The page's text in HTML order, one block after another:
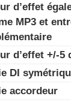
d’effet
MP3 et
d’effet +/-5
DI
accordeur